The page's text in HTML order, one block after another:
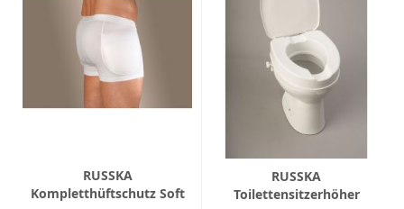
RUSSKA
Kompletthüftschutz Soft
RUSSKA
Toilettensitzerhöher